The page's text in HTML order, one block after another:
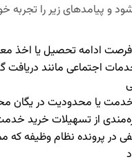
و پیامدهای زیر را تجربه
ادامه تحصیل یا اخذ
اجتماعی مانند دریافت
یا محدودیت در یگان
از تسهیلات خرید
در پرونده نظام وظیفه که